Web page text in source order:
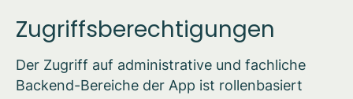
Zugriffsberechtigungen
Der Zugriff auf administrative und fachliche
Backend-Bereiche der App ist rollenbasiert